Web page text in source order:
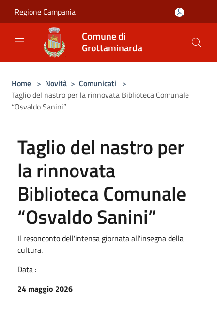
Regione Campania
Comune di
Grottaminarda
Home > Novità > Comunicati >
Taglio del nastro per la rinnovata Biblioteca Comunale
“Osvaldo Sanini”
Taglio del nastro per
la rinnovata
Biblioteca Comunale
“Osvaldo Sanini”
Il resonconto dell'intensa giornata all'insegna della
cultura.
Data :
24 maggio 2026